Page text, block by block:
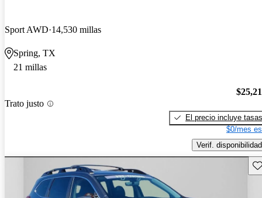
Sport AWD 14,530 millas
Spring, TX
21 millas
Trato justo
El precio incluye tasas
$0/mes
Verif. disponibilidad